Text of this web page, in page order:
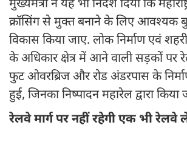
मुख्यमंत्री ने यह भी निर्देश दिया कि
क्रॉसिंग से मुक्त बनाने के लिए आवश्यक
विकास किया जाए. लोक निर्माण एवं
के अधिकार क्षेत्र में आने वाली सड़कों पर
फुट ओवरब्रिज और रोड अंडरपास के
हुई, जिनका निष्पादन महारेल द्वारा किया
रेलवे मार्ग पर नहीं रहेगी एक भी रेलवे